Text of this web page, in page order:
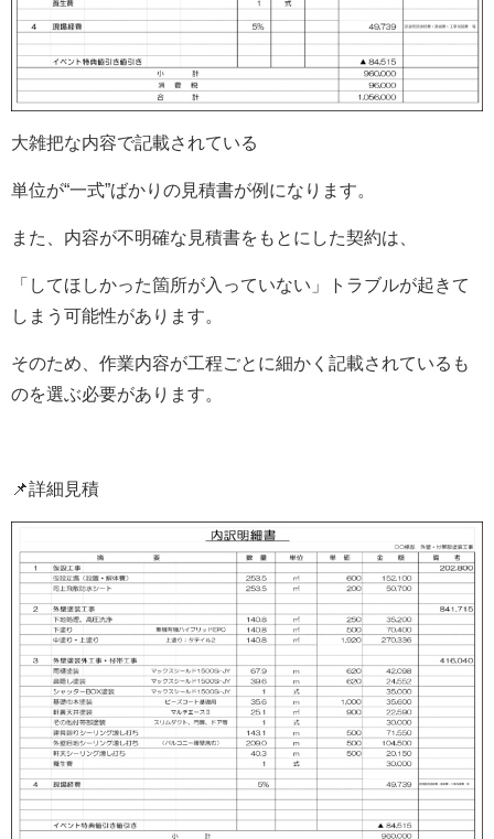
大雑把な内容で記載されている
単位が“一式”ばかりの見積書が例になります。
また、内容が不明確な見積書をもとにした契約は、
「してほしかった箇所が入っていない」トラブルが起きて
しまう可能性があります。
そのため、作業内容が工程ごとに細かく記載されているも
のを選ぶ必要があります。
📌詳細見積